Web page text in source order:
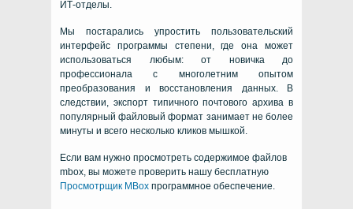
ИТ-отделы.
Мы постарались упростить пользовательский
интерфейс программы степени, где она может
использоваться любым: от новичка до
профессионала с многолетним опытом
преобразования и восстановления данных. В
следствии, экспорт типичного почтового архива в
популярный файловый формат занимает не более
минуты и всего несколько кликов мышкой.
Если вам нужно просмотреть содержимое файлов
mbox, вы можете проверить нашу бесплатную
Просмотрщик MBox программное обеспечение.